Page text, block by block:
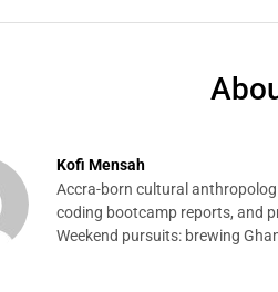
Kofi Mensah
Accra-born cultural
coding bootcamp reports, and
Weekend pursuits: brewing